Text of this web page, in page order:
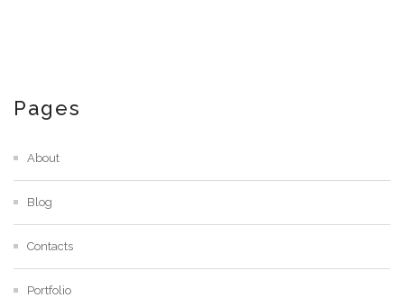
Pages
About
Blog
Contacts
Portfolio